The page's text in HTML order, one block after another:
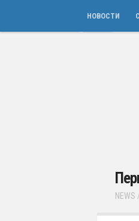
НОВОСТИ
NEWS